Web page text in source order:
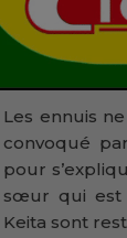
Les ennuis
convoqué
pour
sœur qui est
Keita sont